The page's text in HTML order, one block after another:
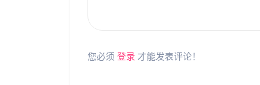
您必须 登录 才能发表评论！